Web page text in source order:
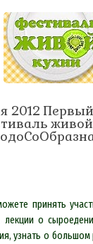
2012
принять
лекции о
узнать о